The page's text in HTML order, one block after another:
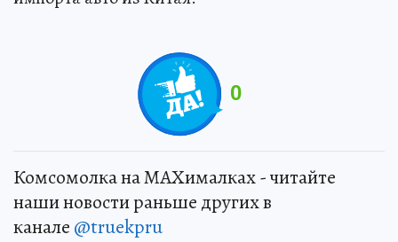
0
Комсомолка на MAXималках - читайте
наши новости раньше других в
канале @truekpru